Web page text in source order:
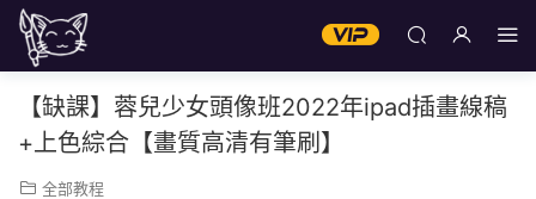
【缺課】蓉兒少女頭像班2022年ipad插畫線稿
+上色綜合【畫質高清有筆刷】
全部教程